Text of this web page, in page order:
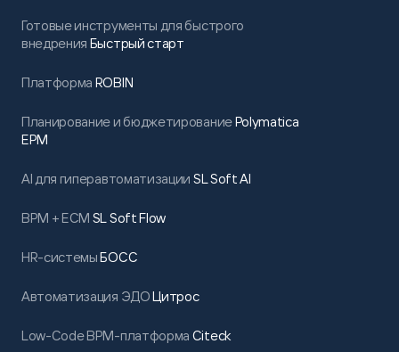
Готовые инструменты для быстрого
внедрения Быстрый старт
Платформа ROBIN
Планирование и бюджетированиеPolymatica
EPM
AI для гиперавтоматизации SL Soft AI
BPM + ECM SL Soft Flow
HR-системыБОСС
Автоматизация ЭДОЦитрос
Low-Code BPM-платформа Citeck